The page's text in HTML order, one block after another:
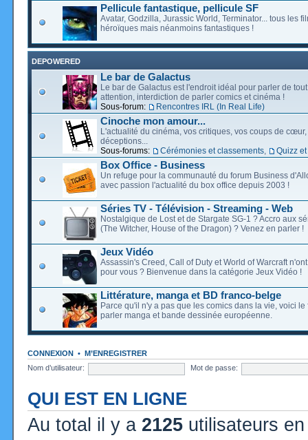
Pellicule fantastique, pellicule SF
Avatar, Godzilla, Jurassic World, Terminator... tous les
héroïques mais néanmoins fantastiques !
DEPOWERED
Le bar de Galactus
Le bar de Galactus est l'endroit idéal pour parler de
attention, interdiction de parler comics et cinéma !
Sous-forum:
Rencontres IRL (In Real Life)
Cinoche mon amour...
L'actualité du cinéma, vos critiques, vos coups de cœur,
déceptions...
Sous-forums:
Cérémonies et classements Quizz
Box Office - Business
Un refuge pour la communauté du forum Business
avec passion l'actualité du box office depuis 2003 !
Séries TV - Télévision - Streaming - Web
Nostalgique de Lost et de Stargate SG-1 ? Accro aux
(The Witcher, House of the Dragon) ? Venez en parler !
Jeux Vidéo
Assassin's Creed, Call of Duty et World of Warcraft
pour vous ? Bienvenue dans la catégorie Jeux Vidéo !
Littérature, manga et BD franco-belge
Parce qu'il n'y a pas que les comics dans la vie, voici le
parler manga et bande dessinée européenne.
CONNEXION • M’ENREGISTRER
Nom d’utilisateur:
Mot de passe:
QUI EST EN LIGNE
Au total il y a 2125 utilisateurs